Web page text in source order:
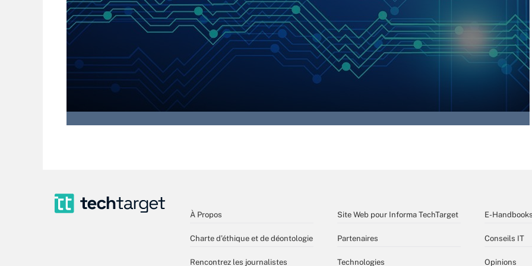
À Propos
Charte d’éthique et de déontologie
Rencontrez les journalistes
Site Web pour Informa TechTarget
Partenaires
Technologies
E-
Conseils IT
Opinions